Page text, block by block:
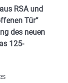
RSA und
Tür“
des neuen
125-